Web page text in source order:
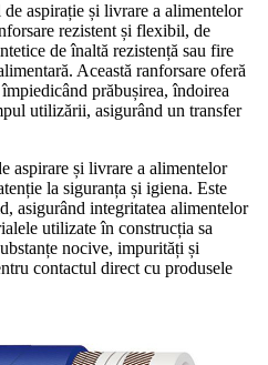
aspirație și livrare a alimentelor
rezistent și flexibil, de
de înaltă rezistență sau fire
Această ranforsare oferă
prăbușirea, îndoirea
utilizării, asigurând un transfer
aspirare și livrare a alimentelor
la siguranța și igiena. Este
asigurând integritatea alimentelor
utilizate în construcția sa
nocive, impurități și
contactul direct cu produsele